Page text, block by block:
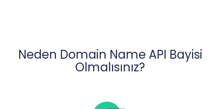
Neden Domain Name API Bayisi
Olmalısınız?